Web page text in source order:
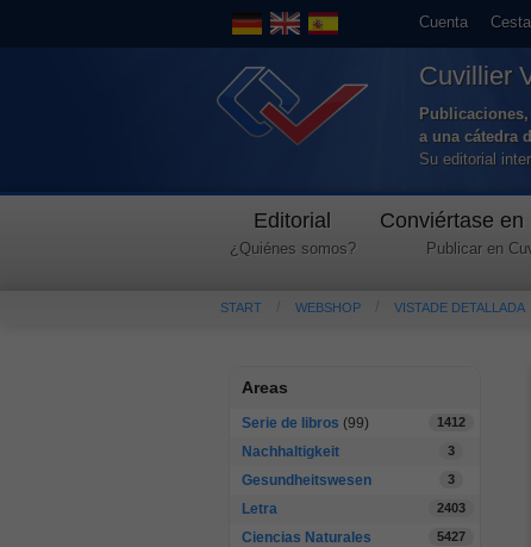
Cuenta
Cuvillier
a una cátedra
Su editorial
Editorial
¿Quiénes somos?
Conviértase en
Publicar en
START WEBSHOP VISTADE DETALLADA
Areas
Serie de libros (99) 1412
Nachhaltigkeit 3
Gesundheitswesen 3
Letra 2403
Ciencias Naturales 5427